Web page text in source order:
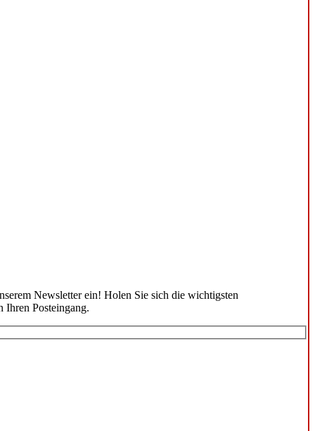
Newsletter ein! Holen Sie sich die wichtigsten
Ihren Posteingang.